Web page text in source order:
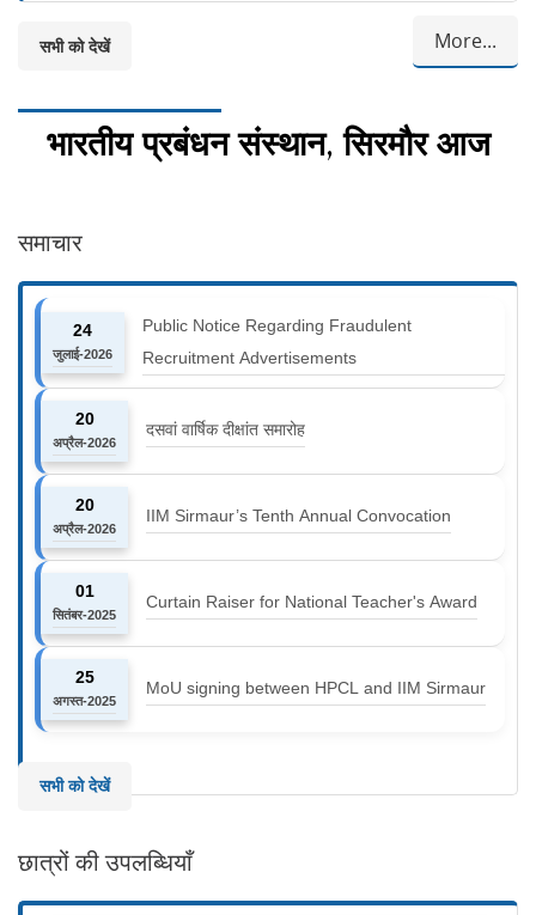
More...
सभी को देखें
भारतीय प्रबंधन संस्थान, सिरमौर आज
समाचार
24
जुलाई-2026
Public Notice Regarding Fraudulent
Recruitment Advertisements
20
अप्रैल-2026
दसवां वार्षिक दीक्षांत समारोह
20
अप्रैल-2026
IIM Sirmaur’s Tenth Annual Convocation
01
सितंबर-2025
Curtain Raiser for National Teacher's Award
25
अगस्त-2025
MoU signing between HPCL and IIM Sirmaur
सभी को देखें
छात्रों की उपलब्धियाँ